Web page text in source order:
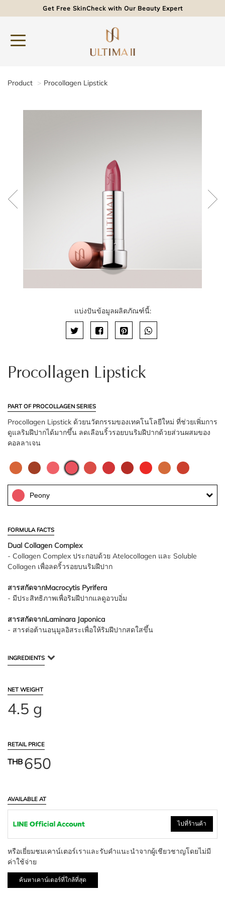
Get Free SkinCheck with Our Beauty Expert
Product Procollagen Lipstick
แบ่งปันข้อมูลผลิตภัณฑ์นี้:
Procollagen Lipstick
PART OF PROCOLLAGEN SERIES
Procollagen Lipstick ด้วยนวัตกรรมของเทคโนโลยีใหม่ ที่ช่วยเพิ่มการ
ดูแลริมฝีปากได้มากขึ้น ลดเลือนริ้วรอยบนริมฝีปากด้วยส่วนผสมของ
คอลลาเจน
Peony
FORMULA FACTS
Dual Collagen Complex
- Collagen Complex ประกอบด้วย Atelocollagen และ Soluble
Collagen เพื่อลดริ้วรอยบนริมฝีปาก
สารสกัดจากMacrocytis Pyrifera
- มีประสิทธิภาพเพื่อริมฝีปากแลดูอวบอิ่ม
สารสกัดจากLaminara Japonica
- สารต่อต้านอนุมูลอิสระเพื่อให้ริมฝีปากสดใสขึ้น
INGREDIENTS
NET WEIGHT
4.5 g
RETAIL PRICE
THB650
AVAILABLE AT
ไปที่ร้านค้า
หรือเยี่ยมชมเคาน์เตอร์เราและรับคำแนะนำจากผู้เชียวชาญโดยไม่มี
ค่าใช้จ่าย
ค้นหาเคาน์เตอร์ที่ใกล้ที่สุด